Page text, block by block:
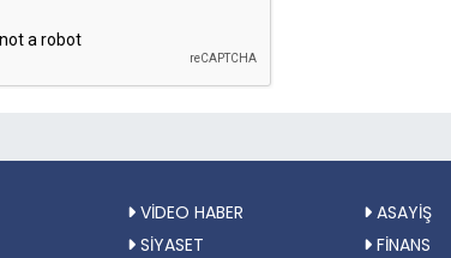
VİDEO HABER ASAYİŞ
SİYASET FİNANS